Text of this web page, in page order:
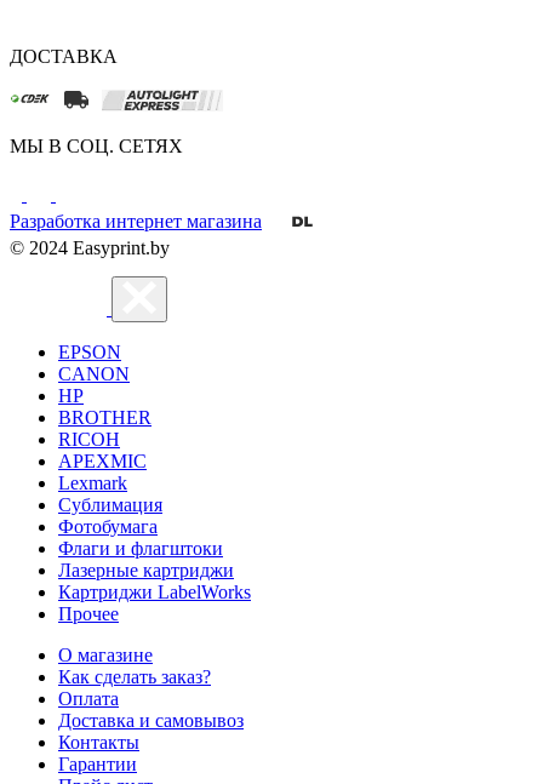
ДОСТАВКА
МЫ В СОЦ. СЕТЯХ
Разработка интернет магазина
© 2024 Easyprint.by
EPSON
CANON
HP
BROTHER
RICOH
APEXMIC
Lexmark
Сублимация
Фотобумага
Флаги и флагштоки
Лазерные картриджи
Картриджи LabelWorks
Прочее
О магазине
Как сделать заказ?
Оплата
Доставка и самовывоз
Контакты
Гарантии